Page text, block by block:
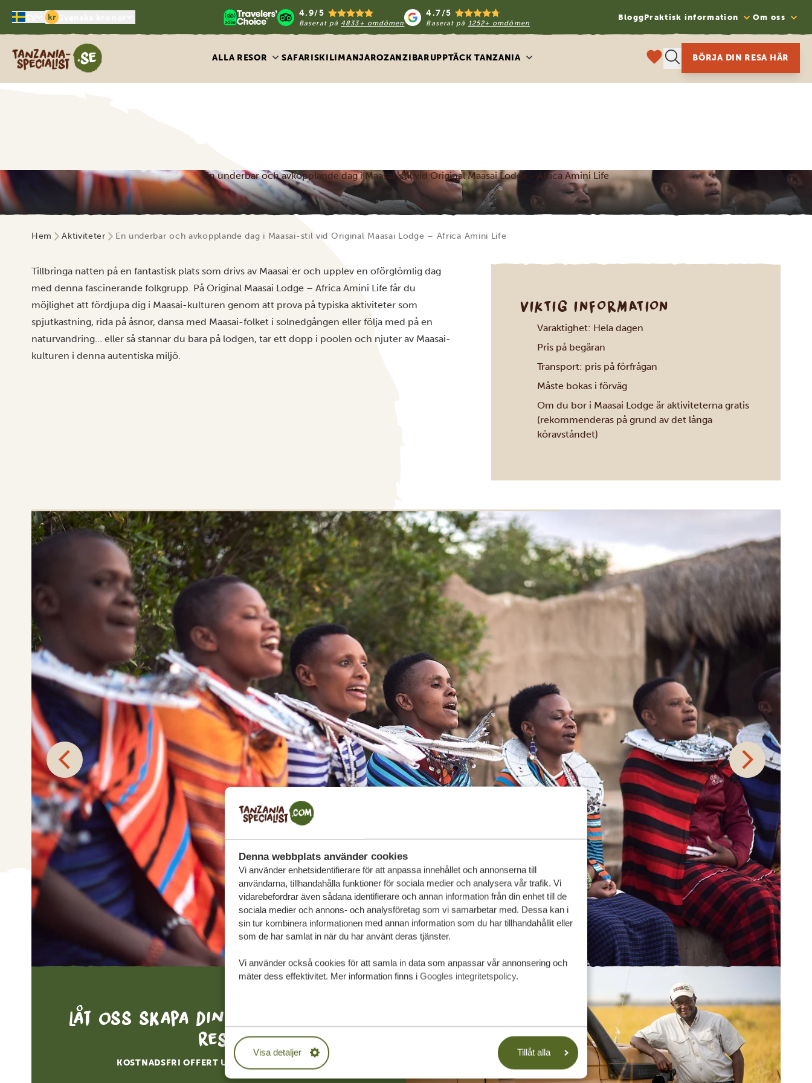
Denna webbplats använder cookies
Vi använder enhetsidentifierare för att anpassa innehållet och annonserna till
användarna, tillhandahålla funktioner för sociala medier och analysera vår trafik. Vi
vidarebefordrar även sådana identifierare och annan information från din enhet till de
sociala medier och annons- och analysföretag som vi samarbetar med. Dessa kan i
sin tur kombinera informationen med annan information som du har tillhandahållit eller
som de har samlat in när du har använt deras tjänster.
Vi använder också cookies för att samla in data som anpassar vår annonsering och
mäter dess effektivitet. Mer information finns i Googles integritetspolicy.
Visa detaljer Tillåt alla
kr 4.9/5
Baserat på 4833+ omdömen
4.7/5
Baserat på 1252+ omdömen
BloggPraktisk information Om oss
Tanzania Specialist
ALLA RESOR SAFARISKILIMANJAROZANZIBARUPPTÄCK TANZANIA BÖRJA DIN RESA HÄR
En underbar och avkopplande dag i Maasai-stil vid Original Maasai Lodge - Africa Amini Life
Hem Aktiviteter En underbar och avkopplande dag i Maasai-stil vid Original Maasai Lodge – Africa Amini Life
Tillbringa natten på en fantastisk plats som drivs av Maasai:er och upplev en oförglömlig dag
med denna fascinerande folkgrupp. På Original Maasai Lodge – Africa Amini Life får du
möjlighet att fördjupa dig i Maasai-kulturen genom att prova på typiska aktiviteter som
spjutkastning, rida på åsnor, dansa med Maasai-folket i solnedgången eller följa med på en
naturvandring… eller så stannar du bara på lodgen, tar ett dopp i poolen och njuter av Maasai-
kulturen i denna autentiska miljö.
VIKTIG INFORMATION
Varaktighet: Hela dagen
Pris på begäran
Transport: pris på förfrågan
Måste bokas i förväg
Om du bor i Maasai Lodge är aktiviteterna gratis
(rekommenderas på grund av det långa
köravståndet)
Låt oss skapa din skräddarsydda
resa
KOSTNADSFRI OFFERT UTAN FÖRPLIKTELSER